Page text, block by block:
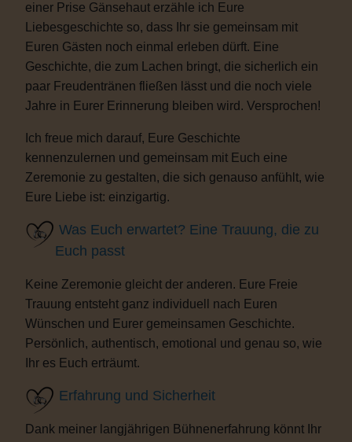
einer Prise Gänsehaut erzähle ich Eure
Liebesgeschichte so, dass Ihr sie gemeinsam mit
Euren Gästen noch einmal erleben dürft. Eine
Geschichte, die zum Lachen bringt, die sicherlich ein
paar Freudentränen fließen lässt und die noch viele
Jahre in Eurer Erinnerung bleiben wird. Versprochen!
Ich freue mich darauf, Eure Geschichte
kennenzulernen und gemeinsam mit Euch eine
Zeremonie zu gestalten, die sich genauso anfühlt, wie
Eure Liebe ist: einzigartig.
Was Euch erwartet? Eine Trauung, die zu
Euch passt
Keine Zeremonie gleicht der anderen. Eure Freie
Trauung entsteht ganz individuell nach Euren
Wünschen und Eurer gemeinsamen Geschichte.
Persönlich, authentisch, emotional und genau so, wie
Ihr es Euch erträumt.
Erfahrung und Sicherheit
Dank meiner langjährigen Bühnenerfahrung könnt Ihr